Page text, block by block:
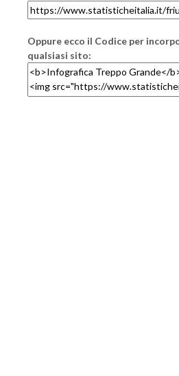
Oppure ecco il Codice per
qualsiasi sito: